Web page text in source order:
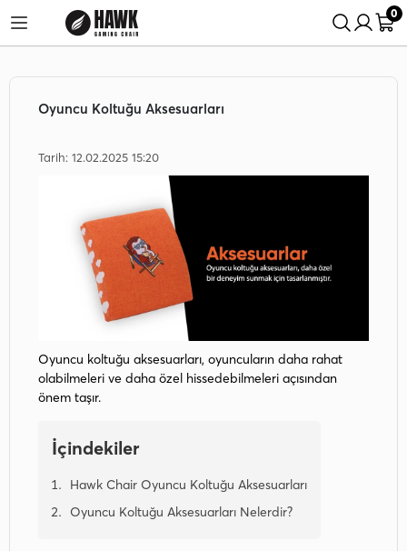
%5 İndirim Fırsatı! 24 Saatte Kargo Fırsatını Kaçırma! 0
Oyuncu Koltuğu Aksesuarları
Tarih: 12.02.2025 15:20
Oyuncu koltuğu aksesuarları, oyuncuların daha rahat
olabilmeleri ve daha özel hissedebilmeleri açısından
önem taşır.
İçindekiler
Hawk Chair Oyuncu Koltuğu Aksesuarları
Oyuncu Koltuğu Aksesuarları Nelerdir?